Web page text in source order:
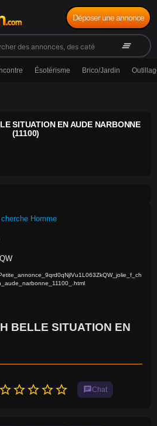
clear_all
Déposer une annonce
Ésotérisme Brico/Jardin
SITUATION EN AUDE NARBONNE
(11100)
Homme
BELLE SITUATION EN
star_borderstar_borderstar_borderstar_borderstar_border chatChat